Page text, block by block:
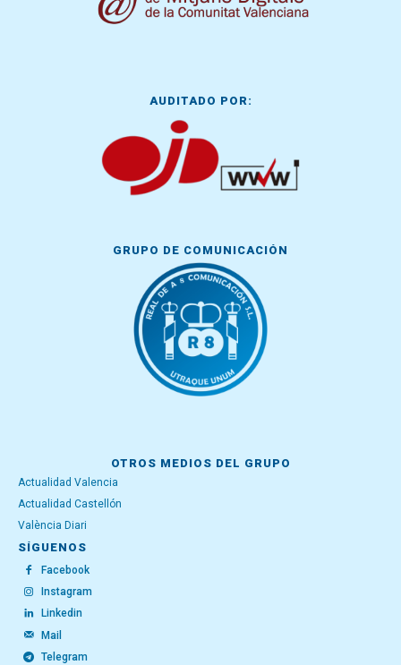
AUDITADO POR:
GRUPO DE COMUNICACIÓN
OTROS MEDIOS DEL GRUPO
Actualidad Valencia
Actualidad Castellón
València Diari
SÍGUENOS
Facebook
Instagram
Linkedin
Mail
Telegram